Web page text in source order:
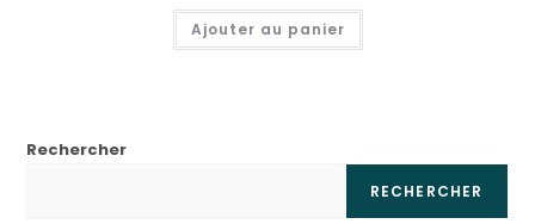
Ajouter au panier
Rechercher
RECHERCHER